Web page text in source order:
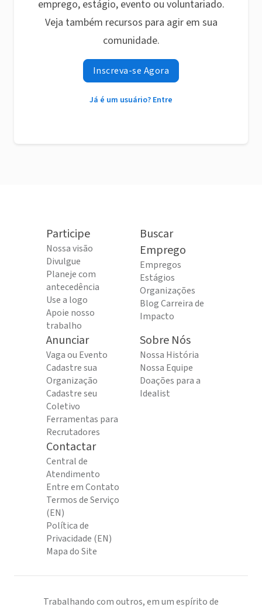
emprego, estágio, evento ou voluntariado.
Veja também recursos para agir em sua
comunidade.
Inscreva-se Agora
Já é um usuário? Entre
Participe
Nossa visão
Divulgue
Planeje com
antecedência
Use a logo
Apoie nosso
trabalho
Buscar
Emprego
Empregos
Estágios
Organizações
Blog Carreira de
Impacto
Anunciar
Vaga ou Evento
Cadastre sua
Organização
Cadastre seu
Coletivo
Ferramentas para
Recrutadores
Sobre Nós
Nossa História
Nossa Equipe
Doações para a
Idealist
Contactar
Central de
Atendimento
Entre em Contato
Termos de Serviço
(EN)
Política de
Privacidade (EN)
Mapa do Site
Trabalhando com outros, em um espírito de